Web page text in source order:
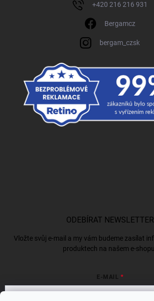
+420 216 216 931
Bergamcz
bergam_czsk
ODEBÍRAT NEWSLETTER
Vložte svůj e-mail a my vám budeme zasílat
produktech na našem e-
E-MAIL